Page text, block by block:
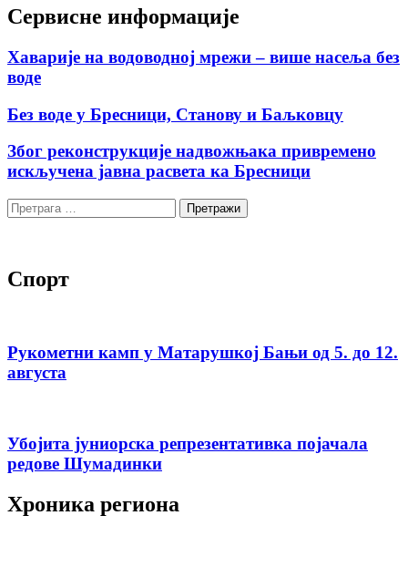
Сервисне информације
Хаварије на водоводној мрежи – више насеља без
воде
Без воде у Бресници, Станову и Баљковцу
Због реконструкције надвожњака привремено
искључена јавна расвета ка Бресници
Претрага
за:
Спорт
Рукометни камп у Матарушкој Бањи од 5. до 12.
августа
Убојита јуниорска репрезентативка појачала
редове Шумадинки
Хроника региона